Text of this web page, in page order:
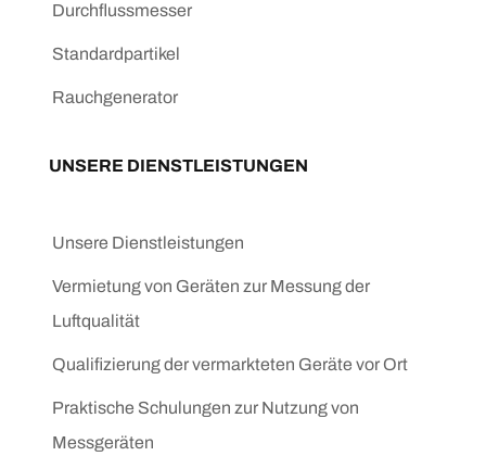
Durchflussmesser
Standardpartikel
Rauchgenerator
UNSERE DIENSTLEISTUNGEN
Unsere Dienstleistungen
Vermietung von Geräten zur Messung der
Luftqualität
Qualifizierung der vermarkteten Geräte vor Ort
Praktische Schulungen zur Nutzung von
Messgeräten